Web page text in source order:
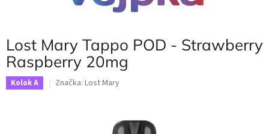
Lost Mary Tappo POD - Strawberry
Raspberry 20mg
Kolok A Značka: Lost Mary